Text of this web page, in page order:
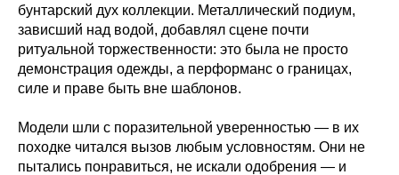
бунтарский дух коллекции. Металлический подиум,
зависший над водой, добавлял сцене почти
ритуальной торжественности: это была не просто
демонстрация одежды, а перформанс о границах,
силе и праве быть вне шаблонов.
Модели шли с поразительной уверенностью — в их
походке читался вызов любым условностям. Они не
пытались понравиться, не искали одобрения — и